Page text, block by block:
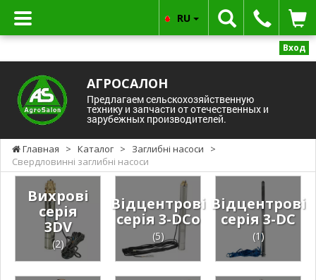
Вход
АГРОСАЛОН
Предлагаем сельскохозяйственную
технику и запчасти от отечественных и
зарубежных производителей.
RU
Главная > Каталог > Заглибні насоси
>
Свердловинні заглибні насоси
Вихрові
серія
3DV
(2)
Відцентрові
серія 3-DCo
(5)
Відцентрові
серія 3-DC
(1)